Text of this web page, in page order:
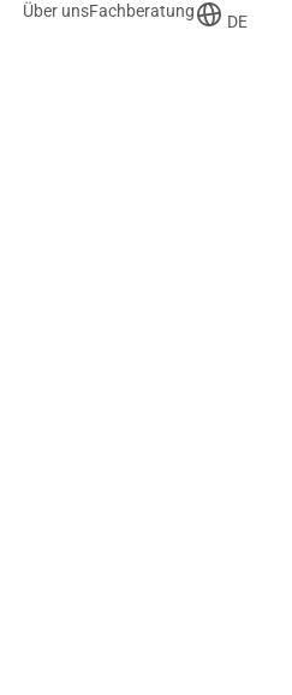
Über unsFachberatung
DE